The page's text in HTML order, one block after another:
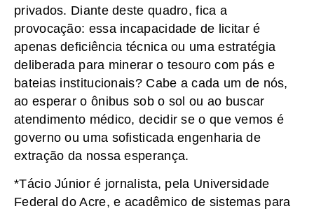
privados. Diante deste quadro, fica a
provocação: essa incapacidade de licitar é
apenas deficiência técnica ou uma estratégia
deliberada para minerar o tesouro com pás e
bateias institucionais? Cabe a cada um de nós,
ao esperar o ônibus sob o sol ou ao buscar
atendimento médico, decidir se o que vemos é
governo ou uma sofisticada engenharia de
extração da nossa esperança.
*Tácio Júnior é jornalista, pela Universidade
Federal do Acre, e acadêmico de sistemas para